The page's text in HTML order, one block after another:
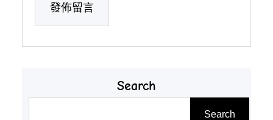
Search
Search